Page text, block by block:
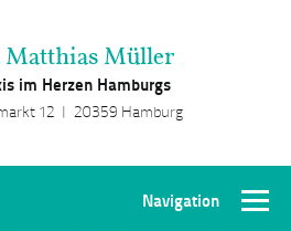
Matthias Müller
im Herzen Hamburgs
12 | 20359 Hamburg
Navigation